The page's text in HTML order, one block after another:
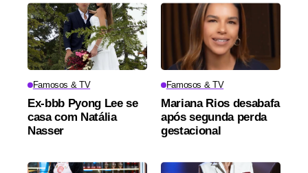
Famosos & TV
Ex-bbb Pyong Lee se
casa com Natália
Nasser
Famosos & TV
Mariana Rios desabafa
após segunda perda
gestacional